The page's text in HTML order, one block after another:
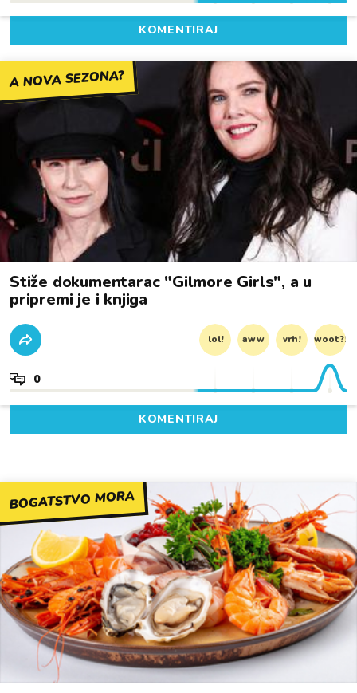
KOMENTIRAJ
A NOVA SEZONA?
Stiže dokumentarac "Gilmore Girls", a u
pripremi je i knjiga
lol! aww vrh! woot?!
0
KOMENTIRAJ
BOGATSTVO MORA